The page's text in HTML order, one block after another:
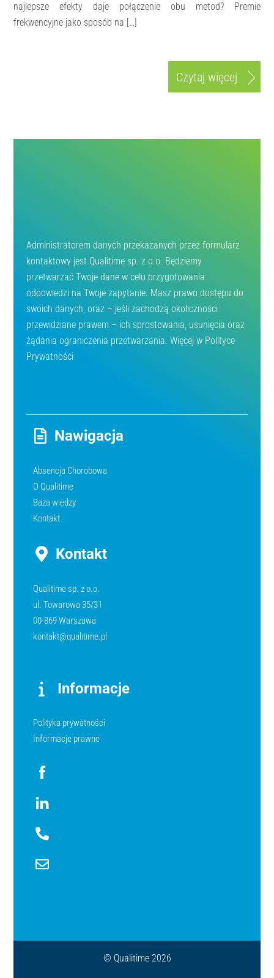
najlepsze efekty daje połączenie obu metod? Premie
frekwencyjne jako sposób na […]
Czytaj więcej
Administratorem danych przekazanych przez formularz
kontaktowy jest Qualitime sp. z o.o. Będziemy
przetwarzać Twoje dane w celu przygotowania
odpowiedzi na Twoje zapytanie. Masz prawo dostępu do
swoich danych, oraz – jeśli zachodzą okoliczności
przewidziane prawem – ich sprostowania, usunięcia oraz
żądania ograniczenia przetwarzania. Więcej w Polityce
Prywatności
Nawigacja
Absencja Chorobowa
O Qualitime
Baza wiedzy
Kontakt
Kontakt
Qualitime sp. z o.o.
ul. Towarowa 35/31
00-869 Warszawa
kontakt@qualitime.pl
Informacje
Polityka prywatności
Informacje prawne
Icon
label
Icon
label
Icon
label
Icon
© Qualitime 2026